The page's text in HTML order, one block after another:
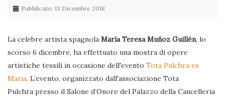
Pubblicato: 13 Dicembre 2018
La celebre artista spagnola María Teresa Muñoz Guillén, lo
scorso 6 dicembre, ha effettuato una mostra di opere
artistiche tessili in occasione dell'evento Tota Pulchra es
Maria. L’evento, organizzato dall'associazione Tota
Pulchra presso il Salone d’Onore del Palazzo della Cancelleria